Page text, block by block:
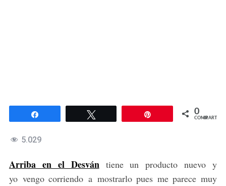
0
COMPARTIR
5.029
Arriba en el Desvántiene un producto nuevo y
yo vengo corriendo a mostrarlo pues me parece muy